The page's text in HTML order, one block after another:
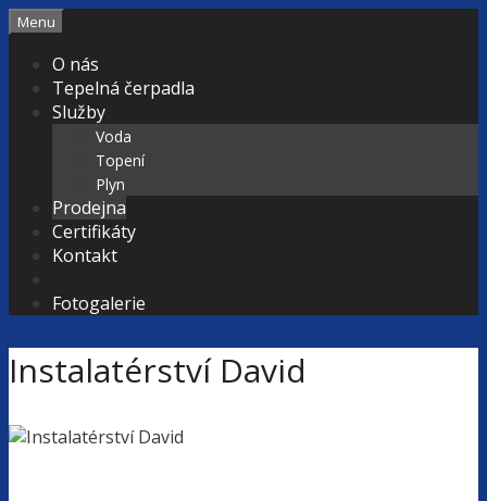
Přeskočit
obsah
Menu
O nás
Tepelná čerpadla
Služby
Voda
Topení
Plyn
Prodejna
Certifikáty
Kontakt
Fotogalerie
Instalatérství David